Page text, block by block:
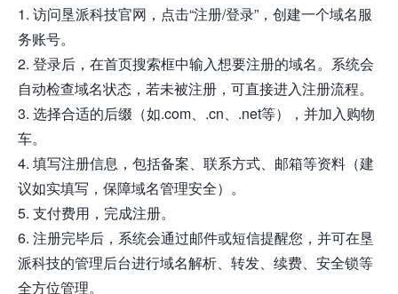
1. 访问垦派科技官网，点击“注册/登录”，创建一个域名服
务账号。
2. 登录后，在首页搜索框中输入想要注册的域名。系统会
自动检查域名状态，若未被注册，可直接进入注册流程。
3. 选择合适的后缀（如.com、.cn、.net等），并加入购物
车。
4. 填写注册信息，包括备案、联系方式、邮箱等资料（建
议如实填写，保障域名管理安全）。
5. 支付费用，完成注册。
6. 注册完毕后，系统会通过邮件或短信提醒您，并可在垦
派科技的管理后台进行域名解析、转发、续费、安全锁等
全方位管理。